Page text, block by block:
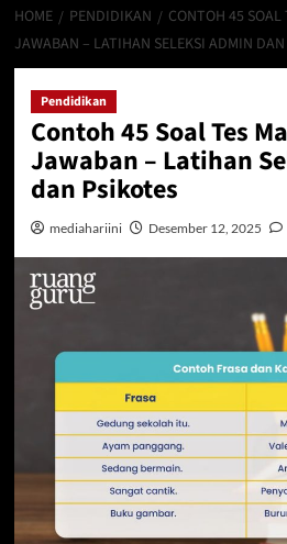
HOME PENDIDIKAN
CONTOH 45 SOAL
JAWABAN – LATIHAN SELEKSI ADMIN
Pendidikan
Contoh 45 Soal Tes
Jawaban – Latihan
dan Psikotes
mediahariini Desember 12, 2025